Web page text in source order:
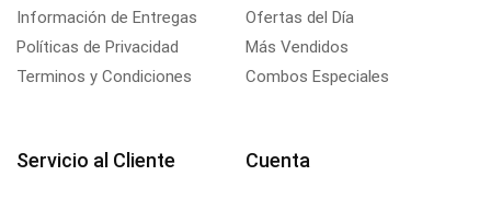
Información de Entregas
Políticas de Privacidad
Terminos y Condiciones
Ofertas del Día
Más Vendidos
Combos Especiales
Servicio al Cliente Cuenta